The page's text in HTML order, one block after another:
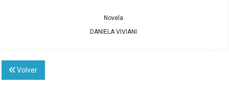
Novela
DANIELA VIVIANI
Volver